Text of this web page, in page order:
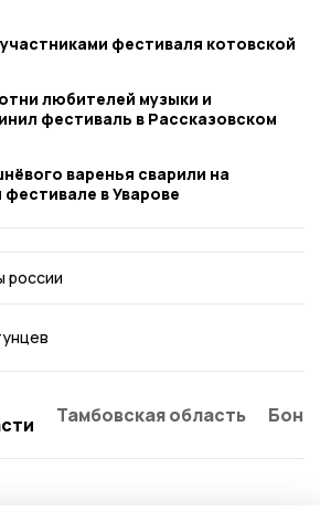
фестиваля котовской
любителей музыки и
фестиваль в Рассказовском
варенья сварили на
в Уварове
россии
Тамбовская область